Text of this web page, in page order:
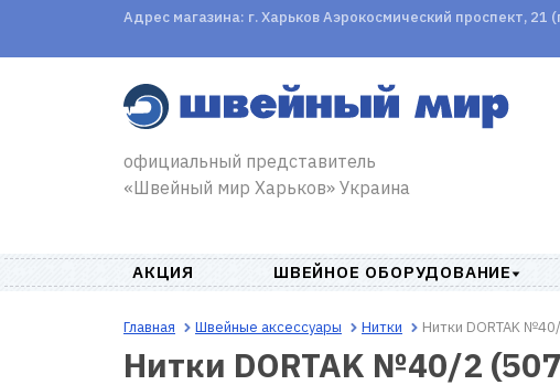
Адрес магазина: г. Харьков Аэрокосмический проспект, 21
официальный представитель
«Швейный мир Харьков» Украина
АКЦИЯ ШВЕЙНОЕ ОБОРУДОВАНИЕ
Главная Швейные аксессуары Нитки Нитки DORTAK
Нитки DORTAK №40/2